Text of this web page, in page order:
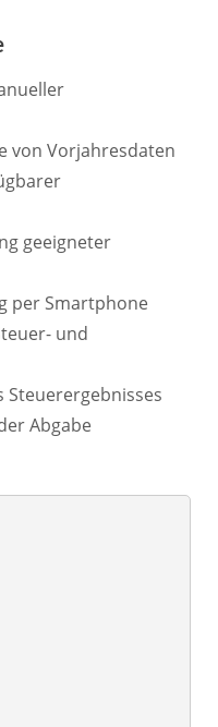
von Vorjahresdaten
geeigneter
per Smartphone
und
Steuerergebnisses
Abgabe